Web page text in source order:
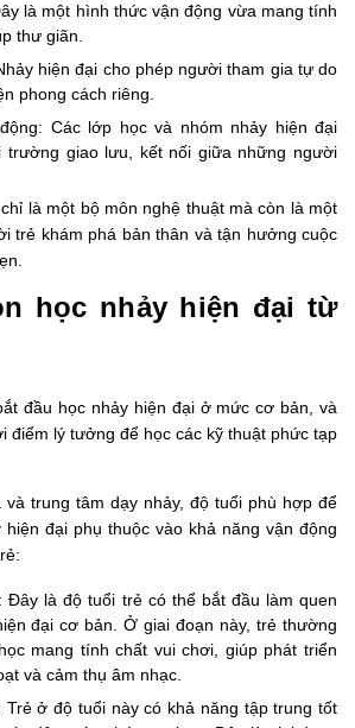
là một hình thức vận động vừa mang tính
thư giãn.
hiện đại cho phép người tham gia tự do
phong cách riêng.
Các lớp học và nhóm nhảy hiện đại
trường giao lưu, kết nối giữa những người
là một bộ môn nghệ thuật mà còn là một
trẻ khám phá bản thân và tận hưởng cuộc
học nhảy hiện đại từ
đầu học nhảy hiện đại ở mức cơ bản, và
điểm lý tưởng để học các kỹ thuật phức tạp
và trung tâm dạy nhảy, độ tuổi phù hợp để
đại phụ thuộc vào khả năng vận động
: Đây là độ tuổi trẻ có thể bắt đầu làm quen
đại cơ bản. Ở giai đoạn này, trẻ thường
mang tính chất vui chơi, giúp phát triển
và cảm thụ âm nhạc.
Trẻ ở độ tuổi này có khả năng tập trung tốt